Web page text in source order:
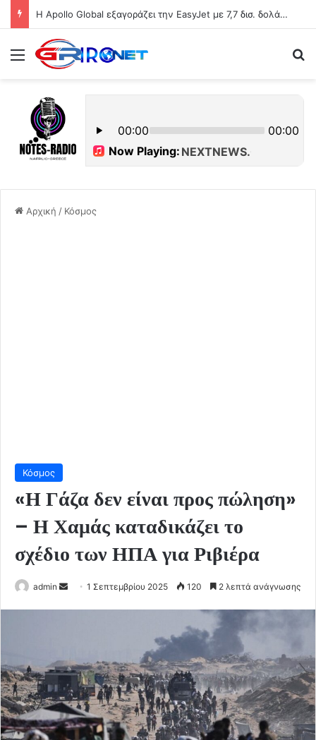
Η Apollo Global εξαγοράζει την EasyJet με 7,7 δισ. δολάρια
Μενού
Αρχική / Κόσμος
Κόσμος
«Η Γάζα δεν είναι προς πώληση»
– Η Χαμάς καταδικάζει το
σχέδιο των ΗΠΑ για Ριβιέρα
admin
Send1 Σεπτεμβρίου 2025 120 2 λεπτά ανάγνωσης